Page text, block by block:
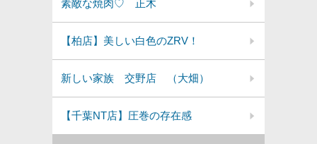
素敵な焼肉♡ 正木
【柏店】美しい白色のZRV！
新しい家族 交野店 （大畑）
【千葉NT店】圧巻の存在感